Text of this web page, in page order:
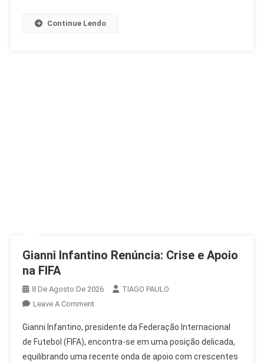
Continue Lendo
Gianni Infantino Renúncia: Crise e Apoio
na FIFA
8 De Agosto De 2026
TIAGO PAULO
Leave A CommentOn
Infantino
Renúncia:
Crise
Gianni Infantino, presidente da Federação Internacional
de Futebol (FIFA), encontra-se em uma posição delicada,
equilibrando uma recente onda de apoio com crescentes